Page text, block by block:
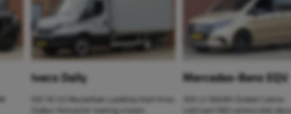
Iveco Daily
50C18 3.0 Meubelbak Laadklep Koel/Vries
Zijdeur Konvector koeling vriezen
Mercedes-Benz EQV
300 L2 90kWh Dubbel Cabine
Led/Leer/360 camera elek